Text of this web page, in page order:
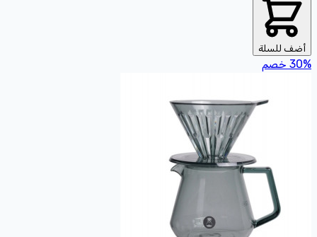
أضف للسلة
30% خصم